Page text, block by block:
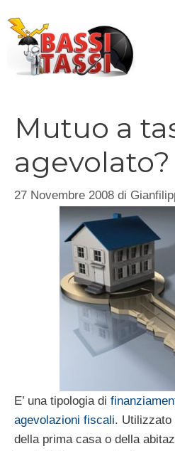
contenuto
Mutuo a
agevolato?
27 Novembre 2008 di
E’ una tipologia di
agevolazioni fiscali. Utilizzato
della prima casa o della